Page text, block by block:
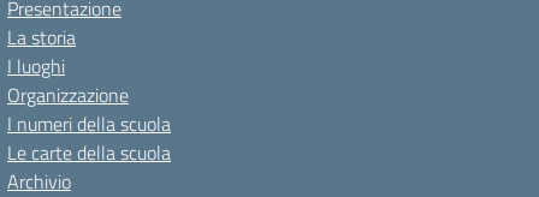
Presentazione
La storia
I luoghi
Organizzazione
I numeri della scuola
Le carte della scuola
Archivio